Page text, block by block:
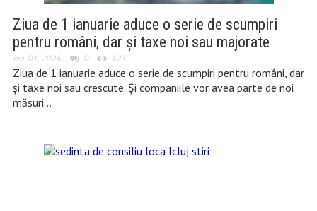
Ziua de 1 ianuarie aduce o serie de scumpiri
pentru români, dar și taxe noi sau majorate
ian. 01, 2026 0 423
Ziua de 1 ianuarie aduce o serie de scumpiri pentru români, dar
și taxe noi sau crescute. Și companiile vor avea parte de noi
măsuri…